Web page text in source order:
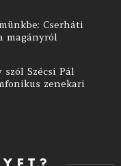
Cserháti
magányról
szól Szécsi Pál
zenekari